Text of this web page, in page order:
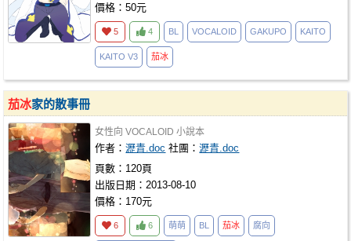
價格：50元
5 4 BL VOCALOID GAKUPO KAITO
KAITO V3 茄冰
茄冰家的散事冊
女性向 VOCALOID 小說本
作者：瀝青.doc 社團：瀝青.doc
頁數：120頁
出版日期：2013-08-10
價格：170元
6 6 萌萌 BL 茄冰 腐向